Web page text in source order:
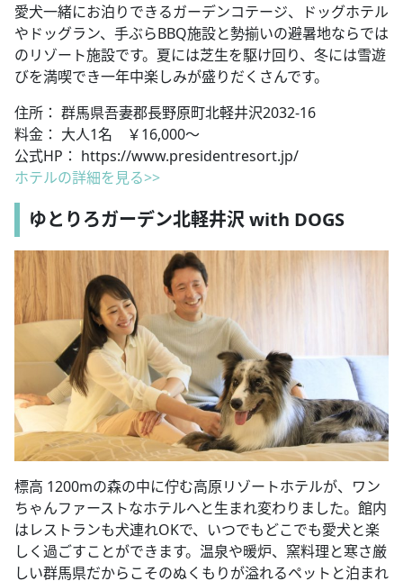
愛犬一緒にお泊りできるガーデンコテージ、ドッグホテル
やドッグラン、手ぶらBBQ施設と勢揃いの避暑地ならでは
のリゾート施設です。夏には芝生を駆け回り、冬には雪遊
びを満喫でき一年中楽しみが盛りだくさんです。
住所： 群馬県吾妻郡長野原町北軽井沢2032-16
料金： 大人1名 ￥16,000～
公式HP： https://www.presidentresort.jp/
ホテルの詳細を見る>>
ゆとりろガーデン北軽井沢 with DOGS
標高 1200mの森の中に佇む高原リゾートホテルが、ワン
ちゃんファーストなホテルへと生まれ変わりました。館内
はレストランも犬連れOKで、いつでもどこでも愛犬と楽
しく過ごすことができます。温泉や暖炉、窯料理と寒さ厳
しい群馬県だからこそのぬくもりが溢れるペットと泊まれ